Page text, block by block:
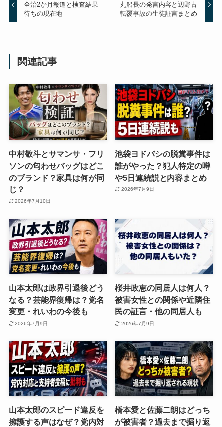
全治2か月報道と検査結果
待ちの現在地
丸船長の発言内容と辺野古
転覆事故の生徒証言まとめ
関連記事
中村敬斗とサマンサ・フリ
ソンの匂わせバッグはどこ
のブランド？家具は何が同
じ？
2026年7月10日
池袋ヨドバシの脱糞事件は
誰がやった？犯人特定の噂
や5日連続説と内容まとめ
2026年7月9日
山本太郎は政界引退後どう
なる？芸能界復帰は？党名
変更・れいわの今後も
2026年7月9日
桜井政恵の同居人は何人？
被害女性との関係や近隣住
民の証言・他の同居人も
2026年7月9日
山本太郎のスピード違反を
擁護する声はなぜ？党内対
橋本愛と佐藤二朗はどっち
が被害者？過去まで掘り返